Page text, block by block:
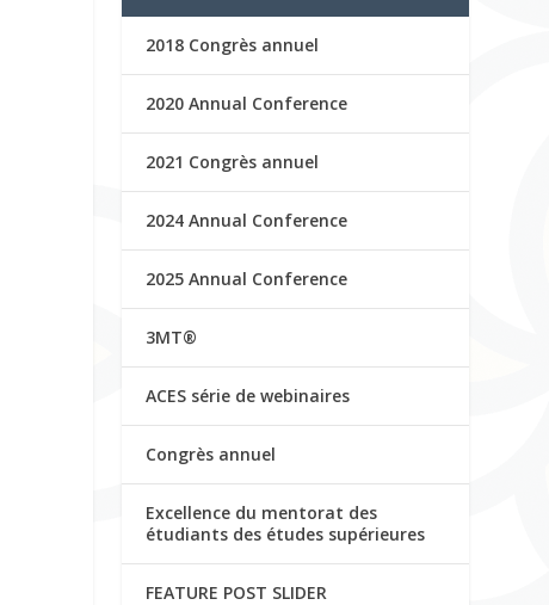
2018 Congrès annuel
2020 Annual Conference
2021 Congrès annuel
2024 Annual Conference
2025 Annual Conference
3MT®
ACES série de webinaires
Congrès annuel
Excellence du mentorat des
étudiants des études supérieures
FEATURE POST SLIDER